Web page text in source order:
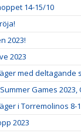
14-15/10
2023!
2023
med deltagande
Games 2023,
i Torremolinos 8-
2023